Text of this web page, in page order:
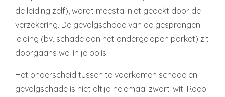
de leiding zelf), wordt meestal niet gedekt door de
verzekering. De gevolgschade van de gesprongen
leiding (bv. schade aan het ondergelopen parket) zit
doorgaans wel in je polis.
Het onderscheid tussen te voorkomen schade en
gevolgschade is niet altijd helemaal zwart-wit. Roep